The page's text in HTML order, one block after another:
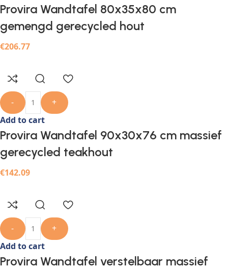
Provira Wandtafel 80x35x80 cm
gemengd gerecycled hout
€206.77
-
+
Add to cart
Provira Wandtafel 90x30x76 cm massief
gerecycled teakhout
€142.09
-
+
Add to cart
Provira Wandtafel verstelbaar massief